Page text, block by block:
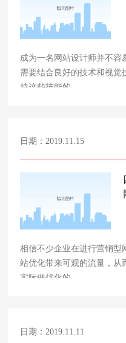
成为一名网站设计师并不容
需要结合良好的技术和视觉
持这些技能的……
日期：2019.11.15
相信不少企业在进行营销型
站优化带来可观的流量，从
实际做优化的……
日期：2019.11.11